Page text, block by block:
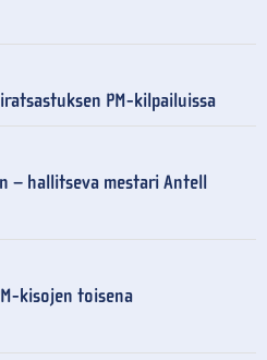
PM-kilpailuissa
– hallitseva mestari Antell
kisojen toisena